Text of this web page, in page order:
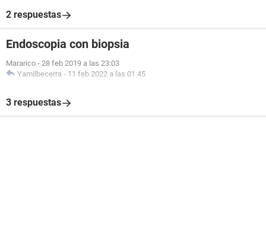
2 respuestas
Endoscopia con biopsia
Mararico - 28 feb 2019 a las 23:03
Yamilbecerra - 11 feb 2022 a las 01:45
3 respuestas